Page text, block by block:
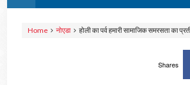
Home नोएडा होली का पर्व हमारी सामाजिक समरसता का
Shares